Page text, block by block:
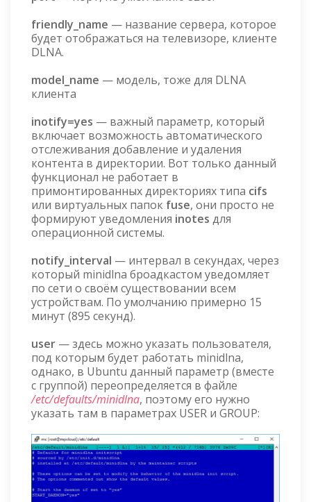
friendly_name — название сервера, которое
будет отображаться на телевизоре, клиенте
DLNA.
model_name — модель, тоже для DLNA
клиента
inotify=yes — важный параметр, который
включает возможность автоматического
отслеживания добавление и удаления
контента в директории. Вот только данный
функционал не работает в
примонтированных директориях типа cifs
или виртуальных папок fuse, они просто не
формируют уведомления inotes для
операционной системы.
notify_interval — интервал в секундах, через
который minidlna броадкастом уведомляет
по сети о своём существовании всем
устройствам. По умолчанию примерно 15
минут (895 секунд).
user — здесь можно указать пользователя,
под которым будет работать minidlna,
однако, в Ubuntu данный параметр (вместе
с группой) переопределяется в файле
/etc/defaults/minidlna, поэтому его нужно
указать там в параметрах USER и GROUP: